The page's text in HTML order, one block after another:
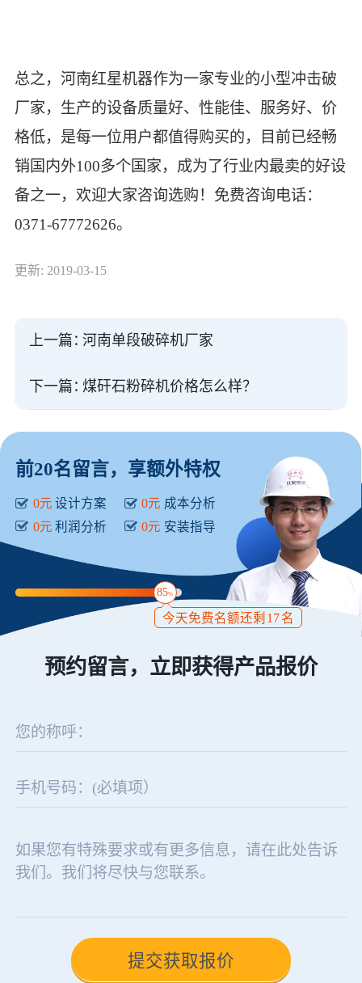
总之，河南红星机器作为一家专业的小型冲击破
厂家，生产的设备质量好、性能佳、服务好、价
格低，是每一位用户都值得购买的，目前已经畅
销国内外100多个国家，成为了行业内最卖的好设
备之一，欢迎大家咨询选购！免费咨询电话：
0371-67772626。
更新: 2019-03-15
上一篇：河南单段破碎机厂家
下一篇：煤矸石粉碎机价格怎么样？
前20名留言，享额外特权
0元 设计方案 0元 成本分析
0元 利润分析 0元 安装指导
85%
今天免费名额还剩 17名
预约留言，立即获得产品报价